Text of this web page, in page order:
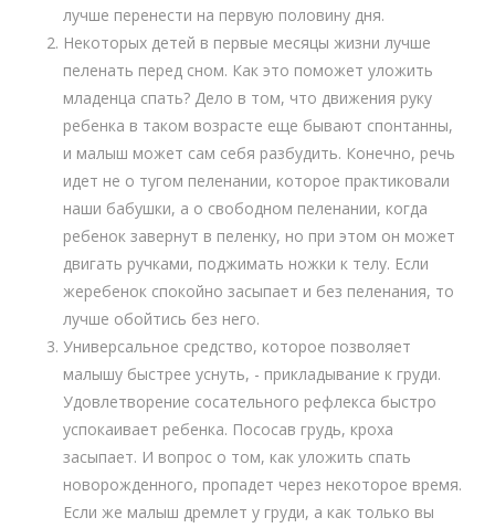
лучше перенести на первую половину дня.
Некоторых детей в первые месяцы жизни лучше
пеленать перед сном. Как это поможет уложить
младенца спать? Дело в том, что движения руку
ребенка в таком возрасте еще бывают спонтанны,
и малыш может сам себя разбудить. Конечно, речь
идет не о тугом пеленании, которое практиковали
наши бабушки, а о свободном пеленании, когда
ребенок завернут в пеленку, но при этом он может
двигать ручками, поджимать ножки к телу. Если
жеребенок спокойно засыпает и без пеленания, то
лучше обойтись без него.
Универсальное средство, которое позволяет
малышу быстрее уснуть, - прикладывание к груди.
Удовлетворение сосательного рефлекса быстро
успокаивает ребенка. Пососав грудь, кроха
засыпает. И вопрос о том, как уложить спать
новорожденного, пропадет через некоторое время.
Если же малыш дремлет у груди, а как только вы